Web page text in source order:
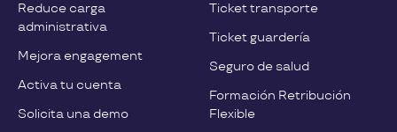
Reduce carga
administrativa
Mejora engagement
Activa tu cuenta
Solicita una demo
Ticket transporte
Ticket guardería
Seguro de salud
Formación Retribución
Flexible